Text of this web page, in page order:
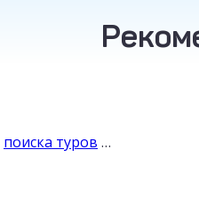
поиска туров …